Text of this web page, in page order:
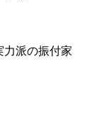
力派の振付家